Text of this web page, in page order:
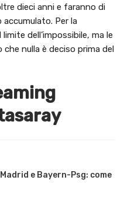
dieci anni e faranno di
Per la
dell’impossibile, ma le
nulla è deciso prima del
e Bayern-Psg: come